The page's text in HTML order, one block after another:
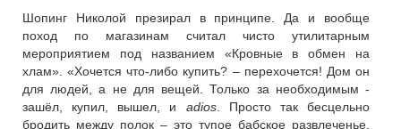
Шопинг Николой презирал в принципе. Да и вообще
поход по магазинам считал чисто утилитарным
мероприятием под названием «Кровные в обмен на
хлам». «Хочется что-либо купить? – перехочется! Дом он
для людей, а не для вещей. Только за необходимым -
зашёл, купил, вышел, и adios. Просто так бесцельно
бродить между полок – это тупое бабское развлеченье.